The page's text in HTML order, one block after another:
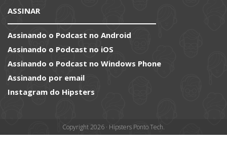
ASSINAR
Assinando o Podcast no Android
Assinando o Podcast no iOS
Assinando o Podcast no Windows Phone
Assinando por email
Instagram do Hipsters
Copyright 2026 · Hipsters Ponto Tech.